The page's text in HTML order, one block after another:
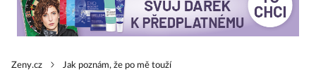
Zeny.cz Jak poznám, že po mě touží